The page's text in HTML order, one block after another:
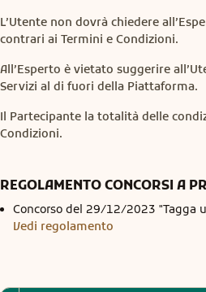
L’Utente non dovrà chiedere
contrari ai Termini e Condizioni.
All’Esperto è vietato suggerire
Servizi al di fuori della Piattaforma.
Il Partecipante la totalità delle
Condizioni.
REGOLAMENTO CONCORSI A
Concorso del 29/12/2023 "Tagga
Vedi regolamento